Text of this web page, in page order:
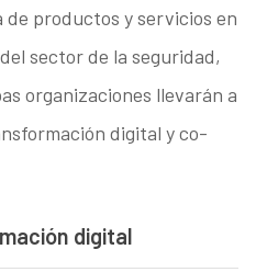
productos y servicios en
sector de la seguridad,
organizaciones llevarán a
digital y co-
digital